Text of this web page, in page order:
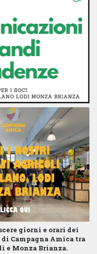
giorni e orari dei
Campagna Amica tra
e Monza Brianza.